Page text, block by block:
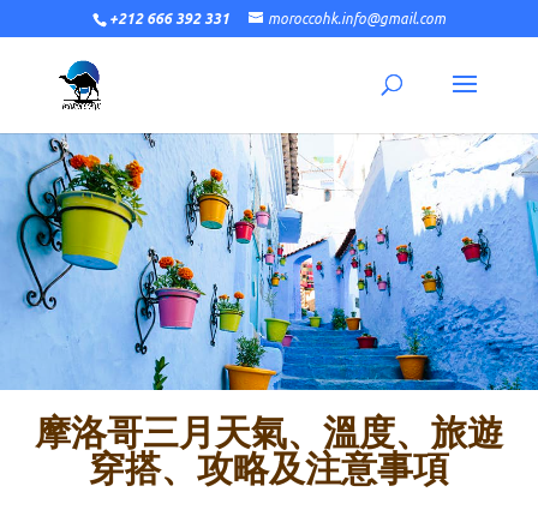
+212 666 392 331 moroccohk.info@gmail.com
摩洛哥三月天氣、溫度、旅遊
穿搭、攻略及注意事項